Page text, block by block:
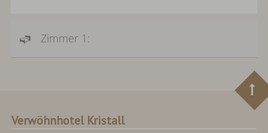
Zimmer 1:
Verwöhnhotel Kristall